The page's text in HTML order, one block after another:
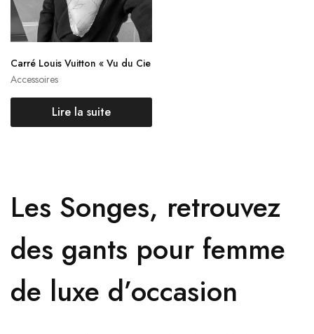
Accessoires
Carré Louis Vuitton « Vu du Cie
l »
Lire la suite
Les Songes, retrouvez
des gants pour femme
de luxe d’occasion